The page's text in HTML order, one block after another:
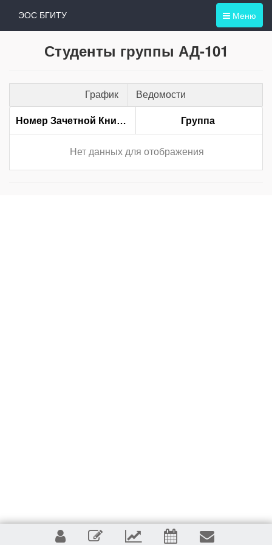
Меню
ЭОС БГИТУ
Студенты группы АД-101
График Ведомости
Номер Зачетной Книжки Группа
Нет данных для отображения